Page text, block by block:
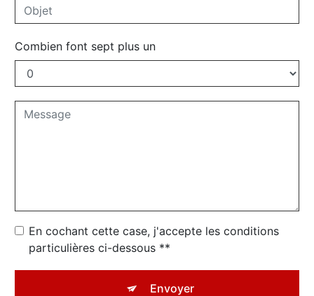
Combien font sept plus un
En cochant cette case, j'accepte les conditions
particulières ci-dessous **
Envoyer